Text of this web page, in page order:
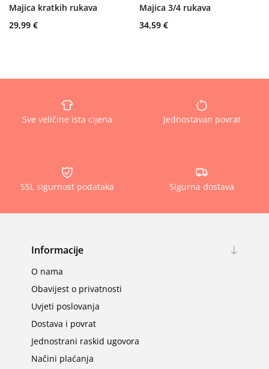
Majica kratkih rukava
29,99 €
Majica 3/4 rukava
34,59 €
Sve veličine ista cijena Jednostavan povrat
SSL sigurnost podataka Sigurna dostava
Informacije
O nama
Obavijest o privatnosti
Uvjeti poslovanja
Dostava i povrat
Jednostrani raskid ugovora
Načini plaćanja